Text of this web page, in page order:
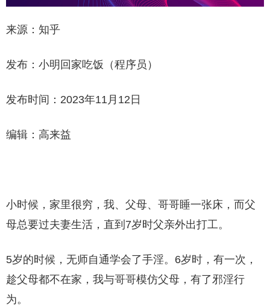
来源：知乎
发布：小明回家吃饭（程序员）
发布时间：2023年11月12日
编辑：高来益
小时候，家里很穷，我、父母、哥哥睡一张床，而父
母总要过夫妻生活，直到7岁时父亲外出打工。
5岁的时候，无师自通学会了手淫。6岁时，有一次，
趁父母都不在家，我与哥哥模仿父母，有了邪淫行
为。